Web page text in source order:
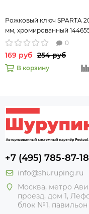
Рожковый ключ SPARTA
мм, хромированный
0
169 руб 254 руб
В корзину
+7 (495) 785-87-18
info@shuruping.ru
Москва, метро
проезд, дом 1,
блок №1,